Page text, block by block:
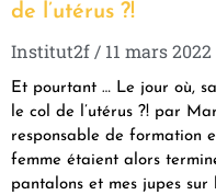
de l’utérus ?!
Institut2f 11 mars 2022
Et pourtant … Le jour où,
le col de l’utérus ?! par
responsable de formation
femme étaient alors
pantalons et mes jupes